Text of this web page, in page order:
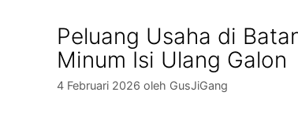
Peluang Usaha di
Minum Isi Ulang Galon
4 Februari 2026 oleh GusJiGang